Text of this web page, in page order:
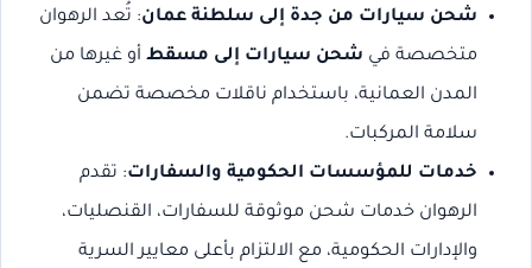
شحن سيارات من جدة إلى سلطنة عمان: تُعد الرهوان
متخصصة في شحن سيارات إلى مسقطأو غيرها من
المدن العمانية، باستخدام ناقلات مخصصة تضمن
سلامة المركبات.
خدمات للمؤسسات الحكومية والسفارات: تقدم
الرهوان خدمات شحن موثوقة للسفارات، القنصليات،
والإدارات الحكومية، مع الالتزام بأعلى معايير السرية